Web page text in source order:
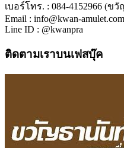
เบอร์โทร. : 084-4152966 (ขวั
Email : info@kwan-amulet.com
Line ID : @kwanpra
ติดตามเราบนเฟสบุ๊ค